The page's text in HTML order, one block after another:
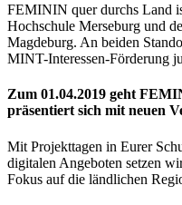
FEMININ quer durchs Land
Hochschule Merseburg und
Magdeburg. An beiden
MINT-Interessen-Förderung
Zum 01.04.2019 geht
präsentiert sich mit neuen
Mit Projekttagen in Eurer
digitalen Angeboten setzen
Fokus auf die ländlichen